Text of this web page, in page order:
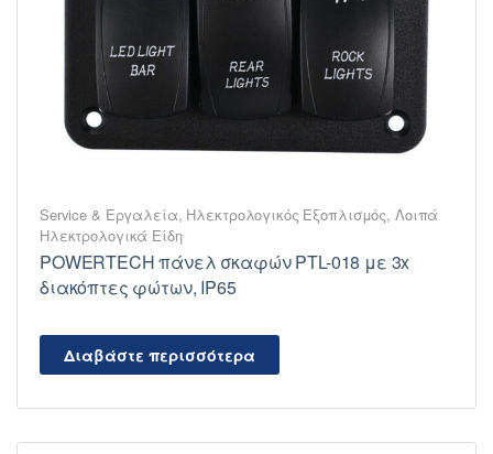
Service & Εργαλεία, Ηλεκτρολογικός Εξοπλισμός, Λοιπά
Ηλεκτρολογικά Είδη
POWERTECH πάνελ σκαφών PTL-018 με 3x
διακόπτες φώτων, IP65
Διαβάστε περισσότερα